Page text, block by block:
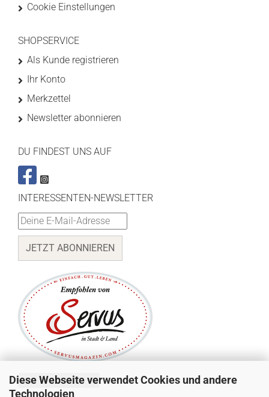
Diese Webseite verwendet Cookies und andere
Technologien
Cookie Einstellungen
SHOPSERVICE
Als Kunde registrieren
Ihr Konto
Merkzettel
Newsletter abonnieren
DU FINDEST UNS AUF
INTERESSENTEN-NEWSLETTER
JETZT ABONNIEREN
Vertrag widerrufen